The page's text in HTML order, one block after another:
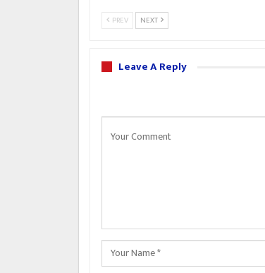
PREV NEXT
Leave A Reply